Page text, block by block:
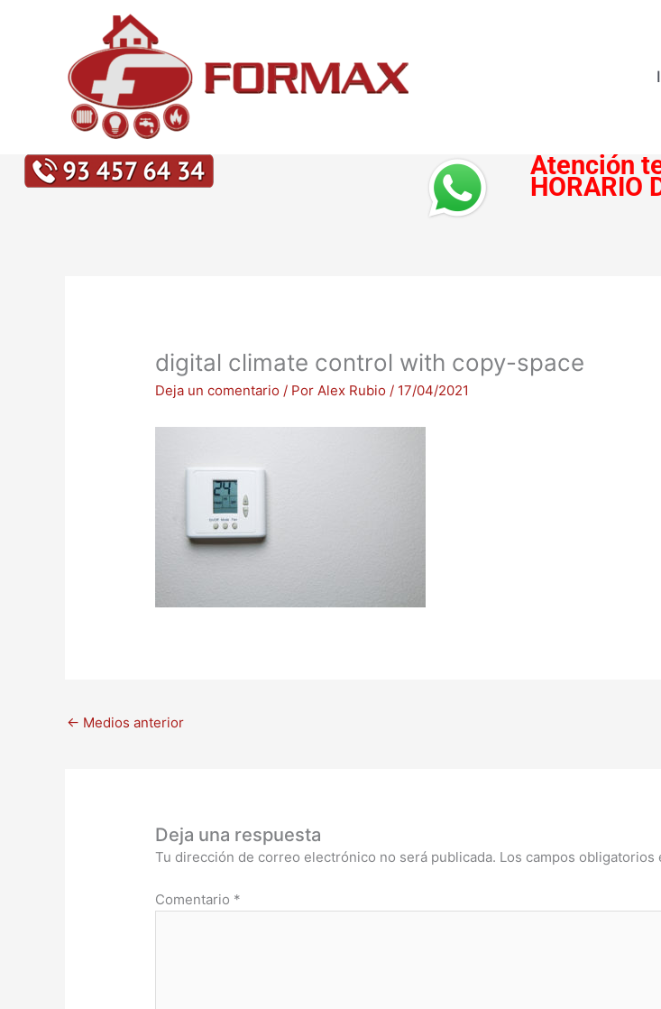
Atención
HORARIO
digital climate control with copy-space
Deja un comentario / PorAlex Rubio / 17/04/2021
← Medios anterior
Deja una respuesta
Tu dirección de correo electrónico no será publicada. Los campos obligatorios
Comentario *